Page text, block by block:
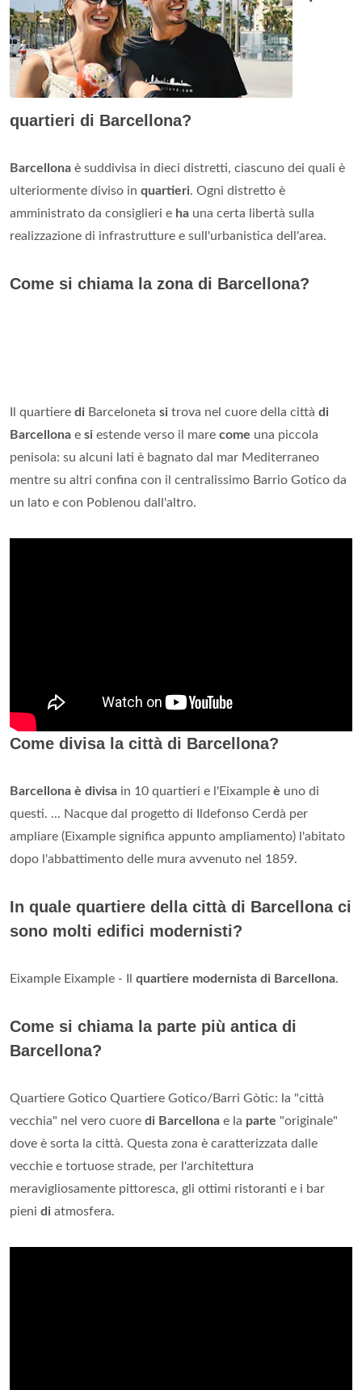
quartieri di Barcellona?
Barcellona è suddivisa in dieci distretti, ciascuno dei quali è
ulteriormente diviso in quartieri. Ogni distretto è
amministrato da consiglieri e ha una certa libertà sulla
realizzazione di infrastrutture e sull'urbanistica dell'area.
Come si chiama la zona di Barcellona?
Il quartiere di Barceloneta si trova nel cuore della città di
Barcellona e si estende verso il mare come una piccola
penisola: su alcuni lati è bagnato dal mar Mediterraneo
mentre su altri confina con il centralissimo Barrio Gotico da
un lato e con Poblenou dall'altro.
Come divisa la città di Barcellona?
Barcellona è divisa in 10 quartieri e l'Eixample è uno di
questi. ... Nacque dal progetto di Ildefonso Cerdà per
ampliare (Eixample significa appunto ampliamento) l'abitato
dopo l'abbattimento delle mura avvenuto nel 1859.
In quale quartiere della città di Barcellona ci
sono molti edifici modernisti?
Eixample Eixample - Il quartiere modernista di Barcellona.
Come si chiama la parte più antica di
Barcellona?
Quartiere Gotico Quartiere Gotico/Barri Gòtic: la "città
vecchia" nel vero cuore di Barcellona e la parte "originale"
dove è sorta la città. Questa zona è caratterizzata dalle
vecchie e tortuose strade, per l'architettura
meravigliosamente pittoresca, gli ottimi ristoranti e i bar
pieni di atmosfera.